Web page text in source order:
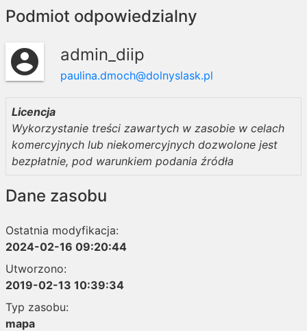
Podmiot odpowiedzialny
account_circle admin_diip
paulina.dmoch@dolnyslask.pl
Licencja
Wykorzystanie treści zawartych w zasobie w celach
komercyjnych lub niekomercyjnych dozwolone jest
bezpłatnie, pod warunkiem podania źródła
Dane zasobu
Ostatnia modyfikacja:
2024-02-16 09:20:44
Utworzono:
2019-02-13 10:39:34
Typ zasobu:
mapa